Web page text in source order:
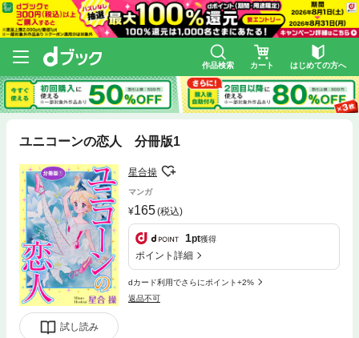
作品検索 カート はじめての方へ
ユニコーンの恋人 分冊版1
試し読み
星合操
マンガ
165(税込)
1pt獲得
ポイント詳細
dカード利用でさらにポイント+2%
返品不可